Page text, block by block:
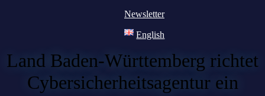
Newsletter
English
Land Baden-Württemberg richtet
Cybersicherheitsagentur ein